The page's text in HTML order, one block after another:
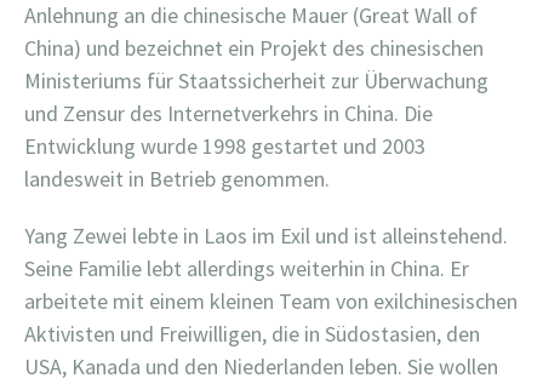
Anlehnung an die chinesische Mauer (Great Wall of
China) und bezeichnet ein Projekt des chinesischen
Ministeriums für Staatssicherheit zur Überwachung
und Zensur des Internetverkehrs in China. Die
Entwicklung wurde 1998 gestartet und 2003
landesweit in Betrieb genommen.
Yang Zewei lebte in Laos im Exil und ist alleinstehend.
Seine Familie lebt allerdings weiterhin in China. Er
arbeitete mit einem kleinen Team von exilchinesischen
Aktivisten und Freiwilligen, die in Südostasien, den
USA, Kanada und den Niederlanden leben. Sie wollen